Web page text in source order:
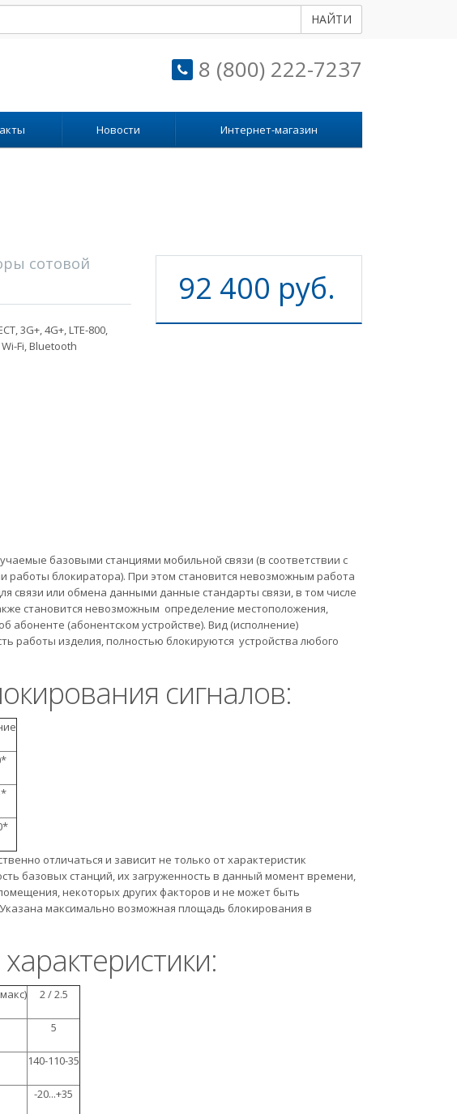
НАЙТИ
8 (800) 222-7237
Новости Интернет-магазин
сотовой
3G+, 4G+, LTE-800,
Wi-Fi, Bluetooth
92 400 руб.
базовыми станциями мобильной связи (в соответствии с
работы блокиратора). При этом становится невозможным работа
связи или обмена данными данные стандарты связи, в том числе
становится невозможным определение местоположения,
абоненте (абонентском устройстве). Вид (исполнение)
работы изделия, полностью блокируются устройства любого
сигналов:
отличаться и зависит не только от характеристик
базовых станций, их загруженность в данный момент времени,
некоторых других факторов и не может быть
максимально возможная площадь блокирования в
2 / 2.5
5
140-110-35
-20...+35